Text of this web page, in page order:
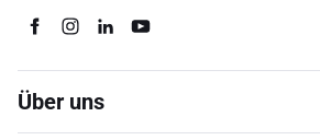
Über uns